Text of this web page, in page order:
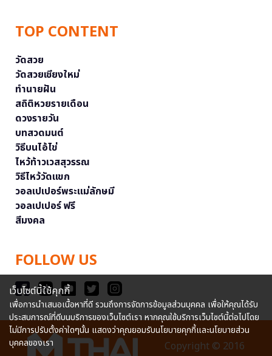
TOP CONTENT
วัดสวย
วัดสวยเชียงใหม่
ทำนายฝัน
สถิติหวยรายเดือน
ดวงรายวัน
บทสวดมนต์
วิธีบนไอ้ไข่
ไหว้ท้าวเวสสุวรรณ
วิธีไหว้วัดแขก
วอลเปเปอร์พระแม่ลักษมี
วอลเปเปอร์ ฟรี
สีมงคล
FOLLOW US
Copyright © 2016
เว็บไซต์นี้ใช้คุกกี้
เพื่อการนำเสนอเนื้อหาที่ดี รวมถึงการจัดการข้อมูลส่วนบุคคล เพื่อให้คุณได้รับ
ประสบการณ์ที่ดีบนบริการของเว็บไซต์เรา หากคุณใช้บริการเว็บไซต์นี้ต่อไปโดย
ไม่มีการปรับตั้งค่าใดๆนั้น แสดงว่าคุณยอมรับนโยบายคุกกี้และนโยบายส่วน
บุคคลของเรา